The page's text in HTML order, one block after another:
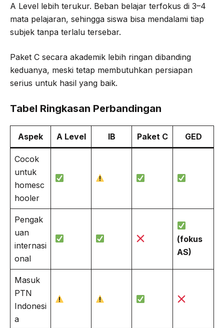
A Level lebih terukur. Beban belajar terfokus di 3–4
mata pelajaran, sehingga siswa bisa mendalami tiap
subjek tanpa terlalu tersebar.
Paket C secara akademik lebih ringan dibanding
keduanya, meski tetap membutuhkan persiapan
serius untuk hasil yang baik.
Tabel Ringkasan Perbandingan
Aspek A Level IB Paket C GED
Cocok
untuk
homesc
hooler
Pengak
uan
internasi
onal
(fokus
AS)
Masuk
PTN
Indonesi
a